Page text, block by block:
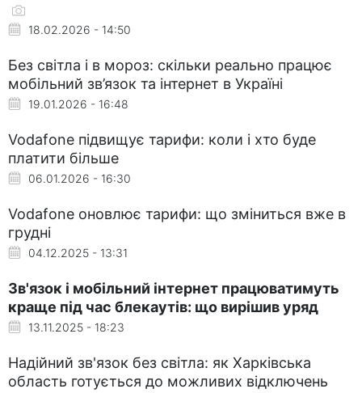
18.02.2026 - 14:50
Без світла і в мороз: скільки реально працює
мобільний зв’язок та інтернет в Україні
19.01.2026 - 16:48
Vodafone підвищує тарифи: коли і хто буде
платити більше
06.01.2026 - 16:30
Vodafone оновлює тарифи: що зміниться вже в
грудні
04.12.2025 - 13:31
Зв'язок і мобільний інтернет працюватимуть
краще під час блекаутів: що вирішив уряд
13.11.2025 - 18:23
Надійний зв'язок без світла: як Харківська
область готується до можливих відключень